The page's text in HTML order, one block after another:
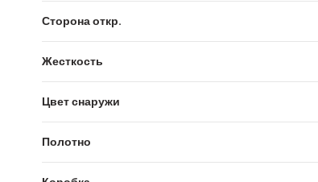
Сторона откр.
Жесткость
Цвет снаружи
Полотно